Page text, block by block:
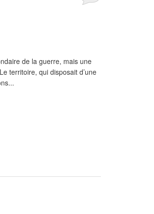
de la guerre, mais une
territoire, qui disposait d’une